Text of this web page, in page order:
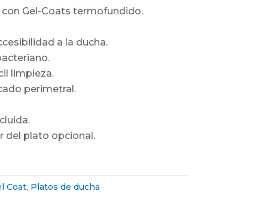
Gel-Coats termofundido.
a la ducha.
limpieza.
perimetral.
del plato opcional.
Coat, Platos de ducha